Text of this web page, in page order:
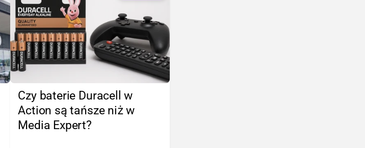
Czy baterie Duracell w
Action są tańsze niż w
Media Expert?